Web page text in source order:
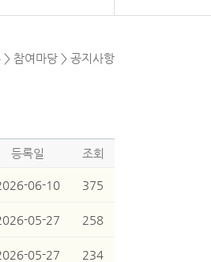
> 참여마당 > 공지사항
등록일 조회
06-10 375
05-27 258
05-27 234